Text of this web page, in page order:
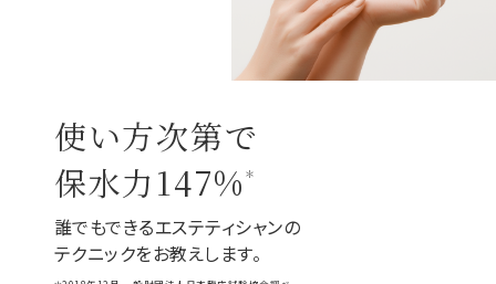
使い方次第で
保水力147% ＊
誰でもできるエステティシャンの
テクニックをお教えします。